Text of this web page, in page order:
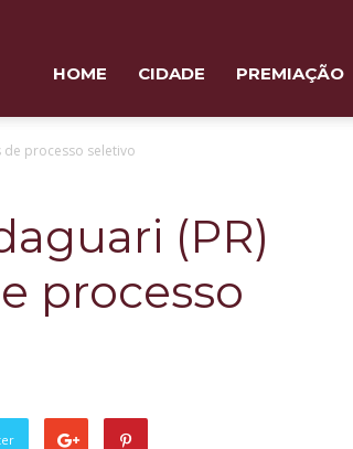
HOME CIDADE PREMIAÇÃO
de processo seletivo
(PR)
processo